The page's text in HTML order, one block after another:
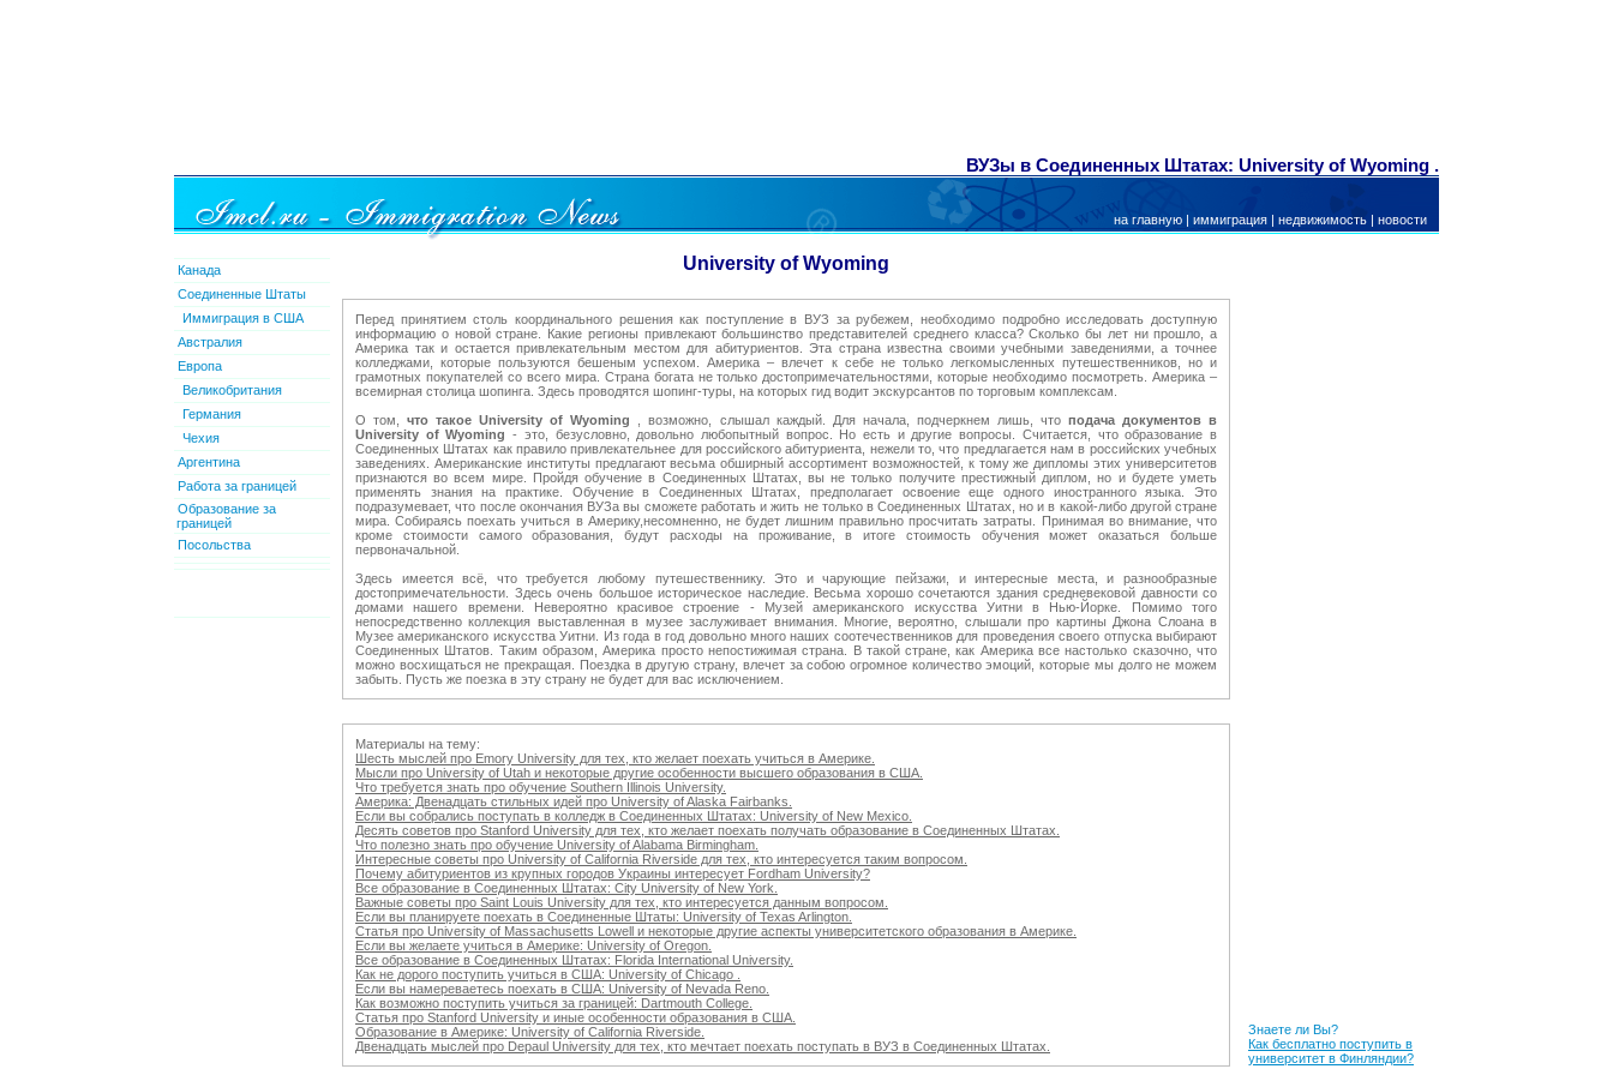
ВУЗы в Соединенных Штатах: University of Wyoming .
на главную | иммиграция | недвижимость | новости
Канада
Соединенные Штаты
Иммиграция в США
Австралия
Европа
Великобритания
Германия
Чехия
Аргентина
Работа за границей
Образование за
границей
Посольства
University of Wyoming
Перед принятием столь координального решения как поступление в ВУЗ за рубежем, необходимо подробно исследовать доступную
информацию о новой стране. Какие регионы привлекают большинство представителей среднего класса? Сколько бы лет ни прошло, а
Америка так и остается привлекательным местом для абитуриентов. Эта страна известна своими учебными заведениями, а точнее
колледжами, которые пользуются бешеным успехом. Америка – влечет к себе не только легкомысленных путешественников, но и
грамотных покупателей со всего мира. Страна богата не только достопримечательностями, которые необходимо посмотреть. Америка –
всемирная столица шопинга. Здесь проводятся шопинг-туры, на которых гид водит экскурсантов по торговым комплексам.
О том,что такое University of Wyoming , возможно, слышал каждый. Для начала, подчеркнем лишь, что подача документов в
University of Wyoming- это, безусловно, довольно любопытный вопрос. Но есть и другие вопросы. Считается, что образование в
Соединенных Штатах как правило привлекательнее для российского абитуриента, нежели то, что предлагается нам в российских учебных
заведениях. Американские институты предлагают весьма обширный ассортимент возможностей, к тому же дипломы этих университетов
признаются во всем мире. Пройдя обучение в Соединенных Штатах, вы не только получите престижный диплом, но и будете уметь
применять знания на практике. Обучение в Соединенных Штатах, предполагает освоение еще одного иностранного языка. Это
подразумевает, что после окончания ВУЗа вы сможете работать и жить не только в Соединенных Штатах, но и в какой-либо другой стране
мира. Собираясь поехать учиться в Америку,несомненно, не будет лишним правильно просчитать затраты. Принимая во внимание, что
кроме стоимости самого образования, будут расходы на проживание, в итоге стоимость обучения может оказаться больше
первоначальной.
Здесь имеется всё, что требуется любому путешественнику. Это и чарующие пейзажи, и интересные места, и разнообразные
достопримечательности. Здесь очень большое историческое наследие. Весьма хорошо сочетаются здания средневековой давности со
домами нашего времени. Невероятно красивое строение - Музей американского искусства Уитни в Нью-Йорке. Помимо того
непосредственно коллекция выставленная в музее заслуживает внимания. Многие, вероятно, слышали про картины Джона Слоана в
Музее американского искусства Уитни. Из года в год довольно много наших соотечественников для проведения своего отпуска выбирают
Соединенных Штатов. Таким образом, Америка просто непостижимая страна. В такой стране, как Америка все настолько сказочно, что
можно восхищаться не прекращая. Поездка в другую страну, влечет за собою огромное количество эмоций, которые мы долго не можем
забыть. Пусть же поезка в эту страну не будет для вас исключением.
Материалы на тему:
Шесть мыслей про Emory University для тех, кто желает поехать учиться в Америке.
Мысли про University of Utah и некоторые другие особенности высшего образования в США.
Что требуется знать про обучение Southern Illinois University.
Америка: Двенадцать стильных идей про University of Alaska Fairbanks.
Если вы собрались поступать в колледж в Соединенных Штатах: University of New Mexico.
Десять советов про Stanford University для тех, кто желает поехать получать образование в Соединенных Штатах.
Что полезно знать про обучение University of Alabama Birmingham.
Интересные советы про University of California Riverside для тех, кто интересуется таким вопросом.
Почему абитуриентов из крупных городов Украины интересует Fordham University?
Все образование в Соединенных Штатах: City University of New York.
Важные советы про Saint Louis University для тех, кто интересуется данным вопросом.
Если вы планируете поехать в Соединенные Штаты: University of Texas Arlington.
Статья про University of Massachusetts Lowell и некоторые другие аспекты университетского образования в Америке.
Если вы желаете учиться в Америке: University of Oregon.
Все образование в Соединенных Штатах: Florida International University.
Как не дорого поступить учиться в США: University of Chicago .
Если вы намереваетесь поехать в США: University of Nevada Reno.
Как возможно поступить учиться за границей: Dartmouth College.
Статья про Stanford University и иные особенности образования в США.
Образование в Америке: University of California Riverside.
Двенадцать мыслей про Depaul University для тех, кто мечтает поехать поступать в ВУЗ в Соединенных Штатах.
Знаете ли Вы?
Как бесплатно поступить в
университет в Финляндии?